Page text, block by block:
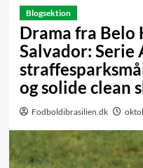
Blogsektion
Drama fra
Salvador: Serie
og solide clean
Fodboldibrasilien.dk